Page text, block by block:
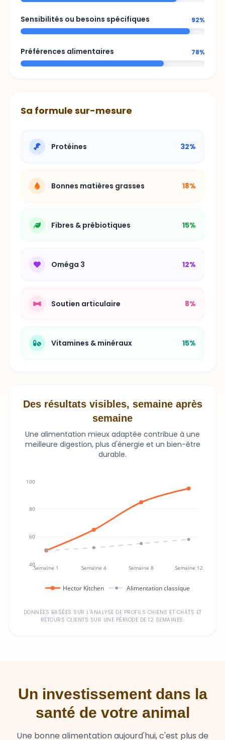
Sensibilités ou besoins spécifiques 92%
Préférences alimentaires 78%
Sa formule sur-mesure
Protéines 32%
Bonnes matières grasses 18%
Fibres & prébiotiques 15%
Oméga 3 12%
Soutien articulaire 8%
Vitamines & minéraux 15%
Des résultats visibles, semaine après
semaine
Une alimentation mieux adaptée contribue à une
meilleure digestion, plus d'énergie et un bien-être
durable.
Semaine 1 Semaine 4 Semaine 8 Semaine 12
40
60
80
100
Hector Kitchen Alimentation classique
DONNÉES BASÉES SUR L'ANALYSE DE PROFILS CHIENS ET CHATS ET
RETOURS CLIENTS SUR UNE PÉRIODE DE 12 SEMAINES.
Un investissement dans la
santé de votre animal
Une bonne alimentation aujourd'hui, c'est plus de